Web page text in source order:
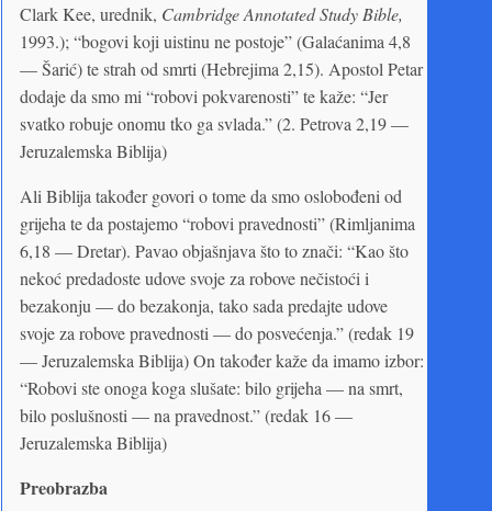
Clark Kee, urednik, Cambridge Annotated Study Bible,
1993.); “bogovi koji uistinu ne postoje” (Galaćanima 4,8
— Šarić) te strah od smrti (Hebrejima 2,15). Apostol Petar
dodaje da smo mi “robovi pokvarenosti” te kaže: “Jer
svatko robuje onomu tko ga svlada.” (2. Petrova 2,19 —
Jeruzalemska Biblija)
Ali Biblija također govori o tome da smo oslobođeni od
grijeha te da postajemo “robovi pravednosti” (Rimljanima
6,18 — Dretar). Pavao objašnjava što to znači: “Kao što
nekoć predadoste udove svoje za robove nečistoći i
bezakonju — do bezakonja, tako sada predajte udove
svoje za robove pravednosti — do posvećenja.” (redak 19
— Jeruzalemska Biblija) On također kaže da imamo izbor:
“Robovi ste onoga koga slušate: bilo grijeha — na smrt,
bilo poslušnosti — na pravednost.” (redak 16 —
Jeruzalemska Biblija)
Preobrazba